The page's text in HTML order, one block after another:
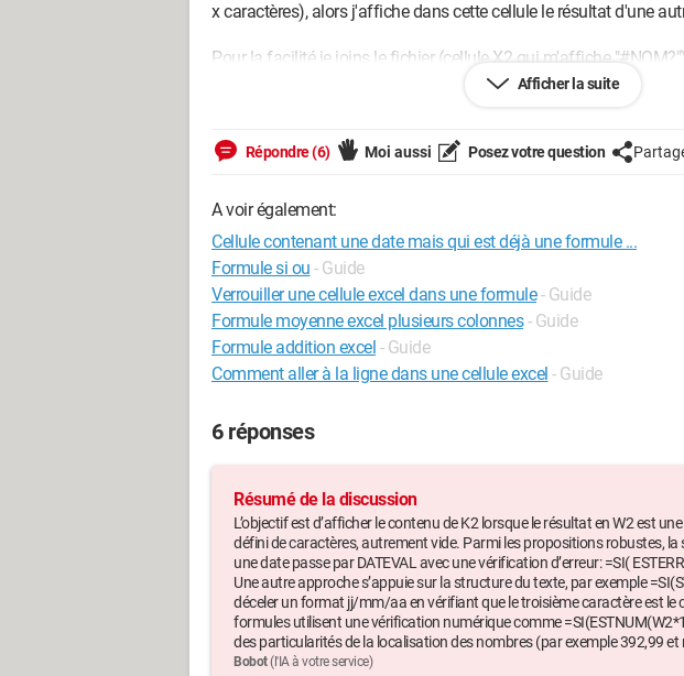
x caractères), alors j'affiche dans cette cellule le résultat d'une
Pour la facilité je joins le fichier (cellule X2 qui m'affiche "#NOM?")
Carine
https://we.tl/t-JEBURHcCuw
Windows / Chrome 126.0.0.0
Je suis capable du meilleur comme du pire. Mais dans le pire, c'est moi la
Afficher la suite
Répondre (6) Moi aussi Posez votre question
A voir également:
Cellule contenant une date mais qui est déjà une formule ...
Formule si ou - Guide
Verrouiller une cellule excel dans une formule - Guide
Formule moyenne excel plusieurs colonnes - Guide
Formule addition excel - Guide
Comment aller à la ligne dans une cellule excel - Guide
6 réponses
Résumé de la discussion
L’objectif est d’afficher le contenu de K2 lorsque le résultat en W2 est
défini de caractères, autrement vide. Parmi les propositions robustes, la
une date passe par DATEVAL avec une vérification d’erreur: =SI(
Une autre approche s’appuie sur la structure du texte, par exemple
déceler un format jj/mm/aa en vérifiant que le troisième caractère est le
formules utilisent une vérification numérique comme
des particularités de la localisation des nombres (par exemple 392,99
Bobot(l'IA à votre service)